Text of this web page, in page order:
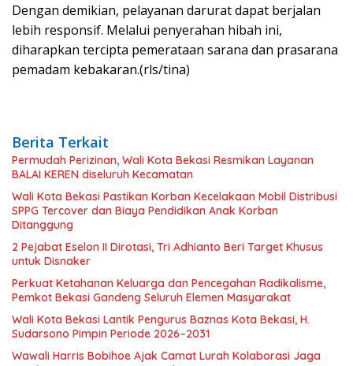
Dengan demikian, pelayanan darurat dapat berjalan
lebih responsif. Melalui penyerahan hibah ini,
diharapkan tercipta pemerataan sarana dan prasarana
pemadam kebakaran.(rls/tina)
Berita Terkait
Permudah Perizinan, Wali Kota Bekasi Resmikan Layanan
BALAI KEREN diseluruh Kecamatan
Wali Kota Bekasi Pastikan Korban Kecelakaan Mobil Distribusi
SPPG Tercover dan Biaya Pendidikan Anak Korban
Ditanggung
2 Pejabat Eselon II Dirotasi, Tri Adhianto Beri Target Khusus
untuk Disnaker
Perkuat Ketahanan Keluarga dan Pencegahan Radikalisme,
Pemkot Bekasi Gandeng Seluruh Elemen Masyarakat
Wali Kota Bekasi Lantik Pengurus Baznas Kota Bekasi, H.
Sudarsono Pimpin Periode 2026–2031
Wawali Harris Bobihoe Ajak Camat Lurah Kolaborasi Jaga